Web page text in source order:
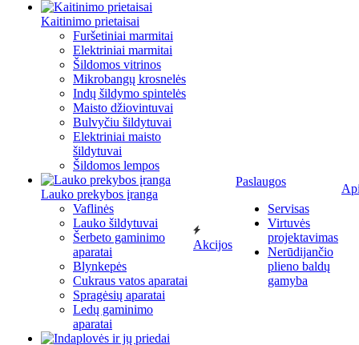
Kaitinimo prietaisai
Furšetiniai marmitai
Elektriniai marmitai
Šildomos vitrinos
Mikrobangų krosnelės
Indų šildymo spintelės
Maisto džiovintuvai
Bulvyčiu šildytuvai
Elektriniai maisto
šildytuvai
Šildomos lempos
Lauko prekybos įranga
Vaflinės
Lauko šildytuvai
Šerbeto gaminimo
aparatai
Blynkepės
Cukraus vatos aparatai
Spragėsių aparatai
Ledų gaminimo
aparatai
Akcijos
Paslaugos
Servisas
Virtuvės
projektavimas
Nerūdijančio
plieno baldų
gamyba